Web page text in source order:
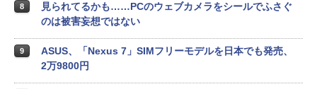
8
見られてるかも……PCのウェブカメラをシールでふさぐ
のは被害妄想ではない
9
ASUS、「Nexus 7」SIMフリーモデルを日本でも発売、
2万9800円